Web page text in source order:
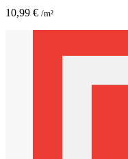
10,99 € /m²